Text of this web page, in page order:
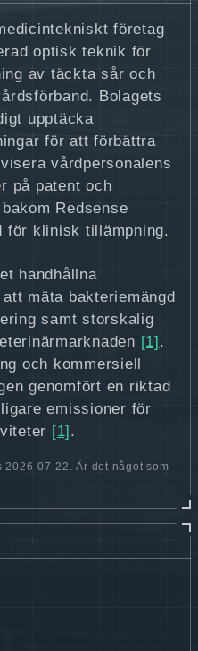
företag
optisk teknik för
av täckta sår och
Bolagets
upptäcka
för att förbättra
vårdpersonalens
på patent och
Redsense
för klinisk tillämpning.
handhållna
mäta bakteriemängd
samt storskalig
[1] .
och kommersiell
genomfört en riktad
emissioner för
[1] .
07-22. Är det något som